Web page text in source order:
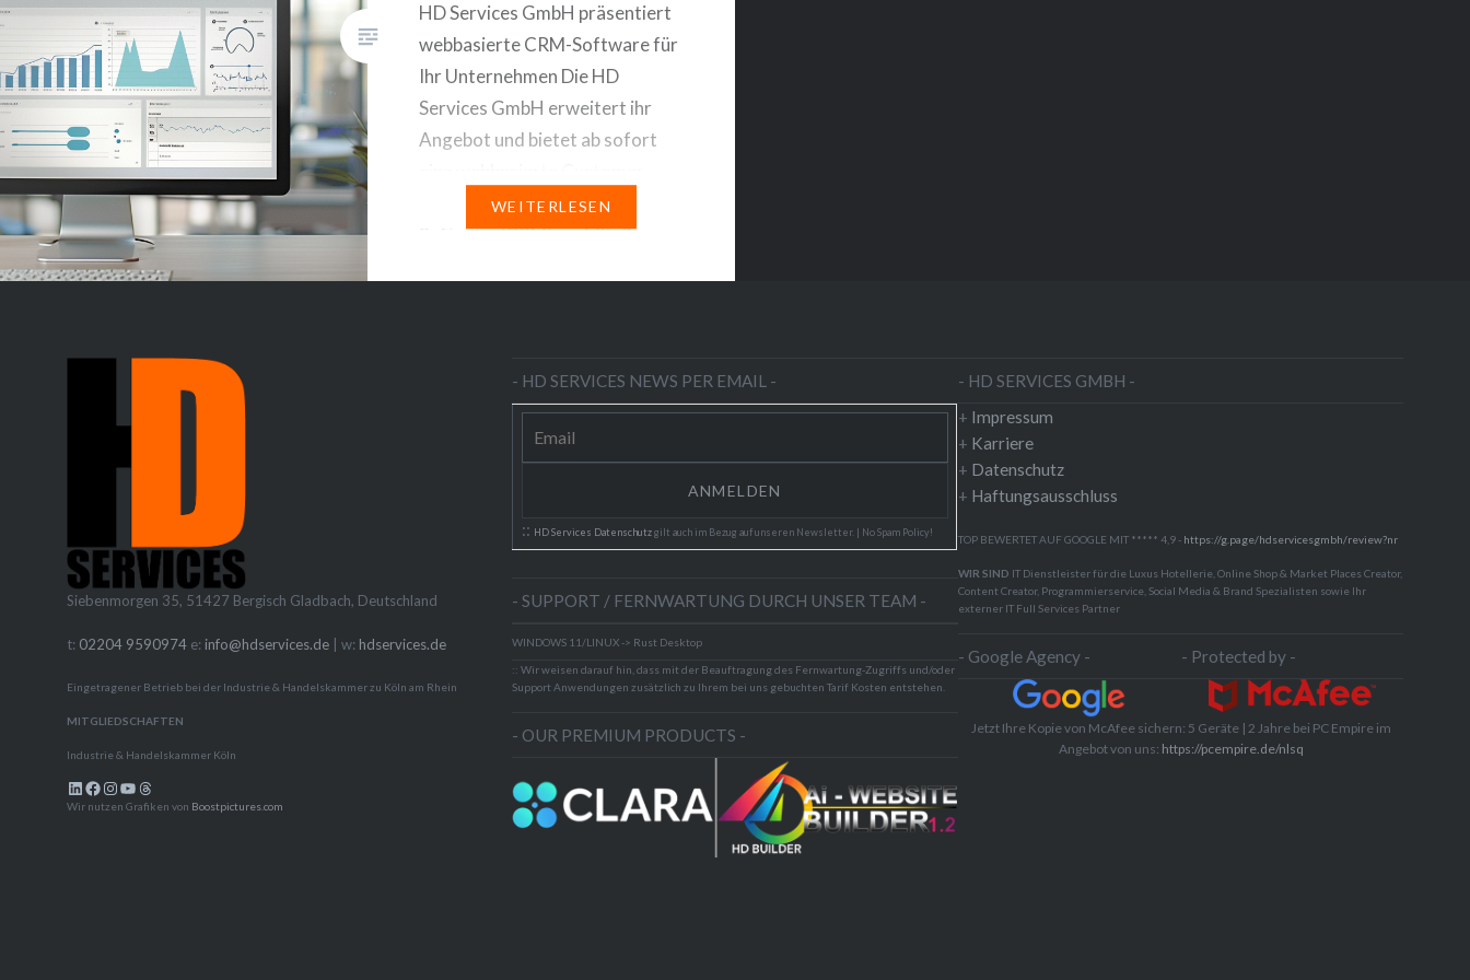
HD Services GmbH präsentiert
webbasierte CRM-Software für
Ihr Unternehmen Die HD
Services GmbH erweitert ihr
Angebot und bietet ab sofort
Relationship-Management-
Software (CRM) an. Mit dieser
dabei auf die Sicherheit ihrer
Höchste Datensicherheit durch
WEITERLESEN
Siebenmorgen 35, 51427 Bergisch Gladbach, Deutschland
t: 02204 9590974e: info@hdservices.de| w: hdservices.de
Eingetragener Betrieb bei der Industrie & Handelskammer zu Köln am Rhein
MITGLIEDSCHAFTEN
Industrie & Handelskammer Köln
LinkedIn Facebook Instagram YouTube Threads
Wir nutzen Grafiken von Boostpictures.com
- HD SERVICES NEWS PER EMAIL -
:: HD Services Datenschutzgilt auch im Bezug auf unseren Newsletter. | No Spam Policy!
- SUPPORT / FERNWARTUNG DURCH UNSER TEAM -
WINDOWS 11/LINUX -> Rust Desktop
:: Wir weisen darauf hin, dass mit der Beauftragung des Fernwartung-Zugriffs und/oder
Support Anwendungen zusätzlich zu Ihrem bei uns gebuchten Tarif Kosten entstehen.
- OUR PREMIUM PRODUCTS -
- HD SERVICES GMBH -
+ Impressum
+ Karriere
+ Datenschutz
+ Haftungsausschluss
TOP BEWERTET AUF GOOGLE MIT ***** 4,9 - https://g.page/hdservicesgmbh/review?nr
WIR SIND IT Dienstleister für die Luxus Hotellerie, Online Shop & Market Places Creator,
Content Creator, Programmierservice, Social Media & Brand Spezialisten sowie Ihr
externer IT Full Services Partner
- Google Agency - - Protected by -
Jetzt Ihre Kopie von McAfee sichern: 5 Geräte | 2 Jahre bei PC Empire im
Angebot von uns: https://pcempire.de/nlsq